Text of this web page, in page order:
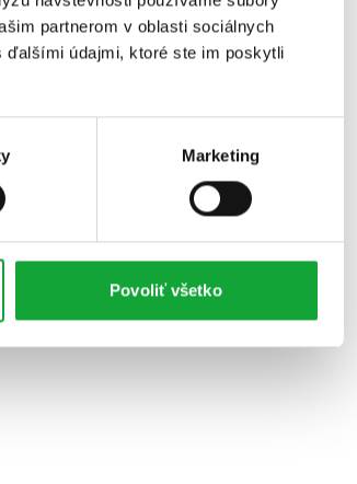
partnerom v oblasti sociálnych
údajmi, ktoré ste im poskytli
Marketing
Povoliť všetko